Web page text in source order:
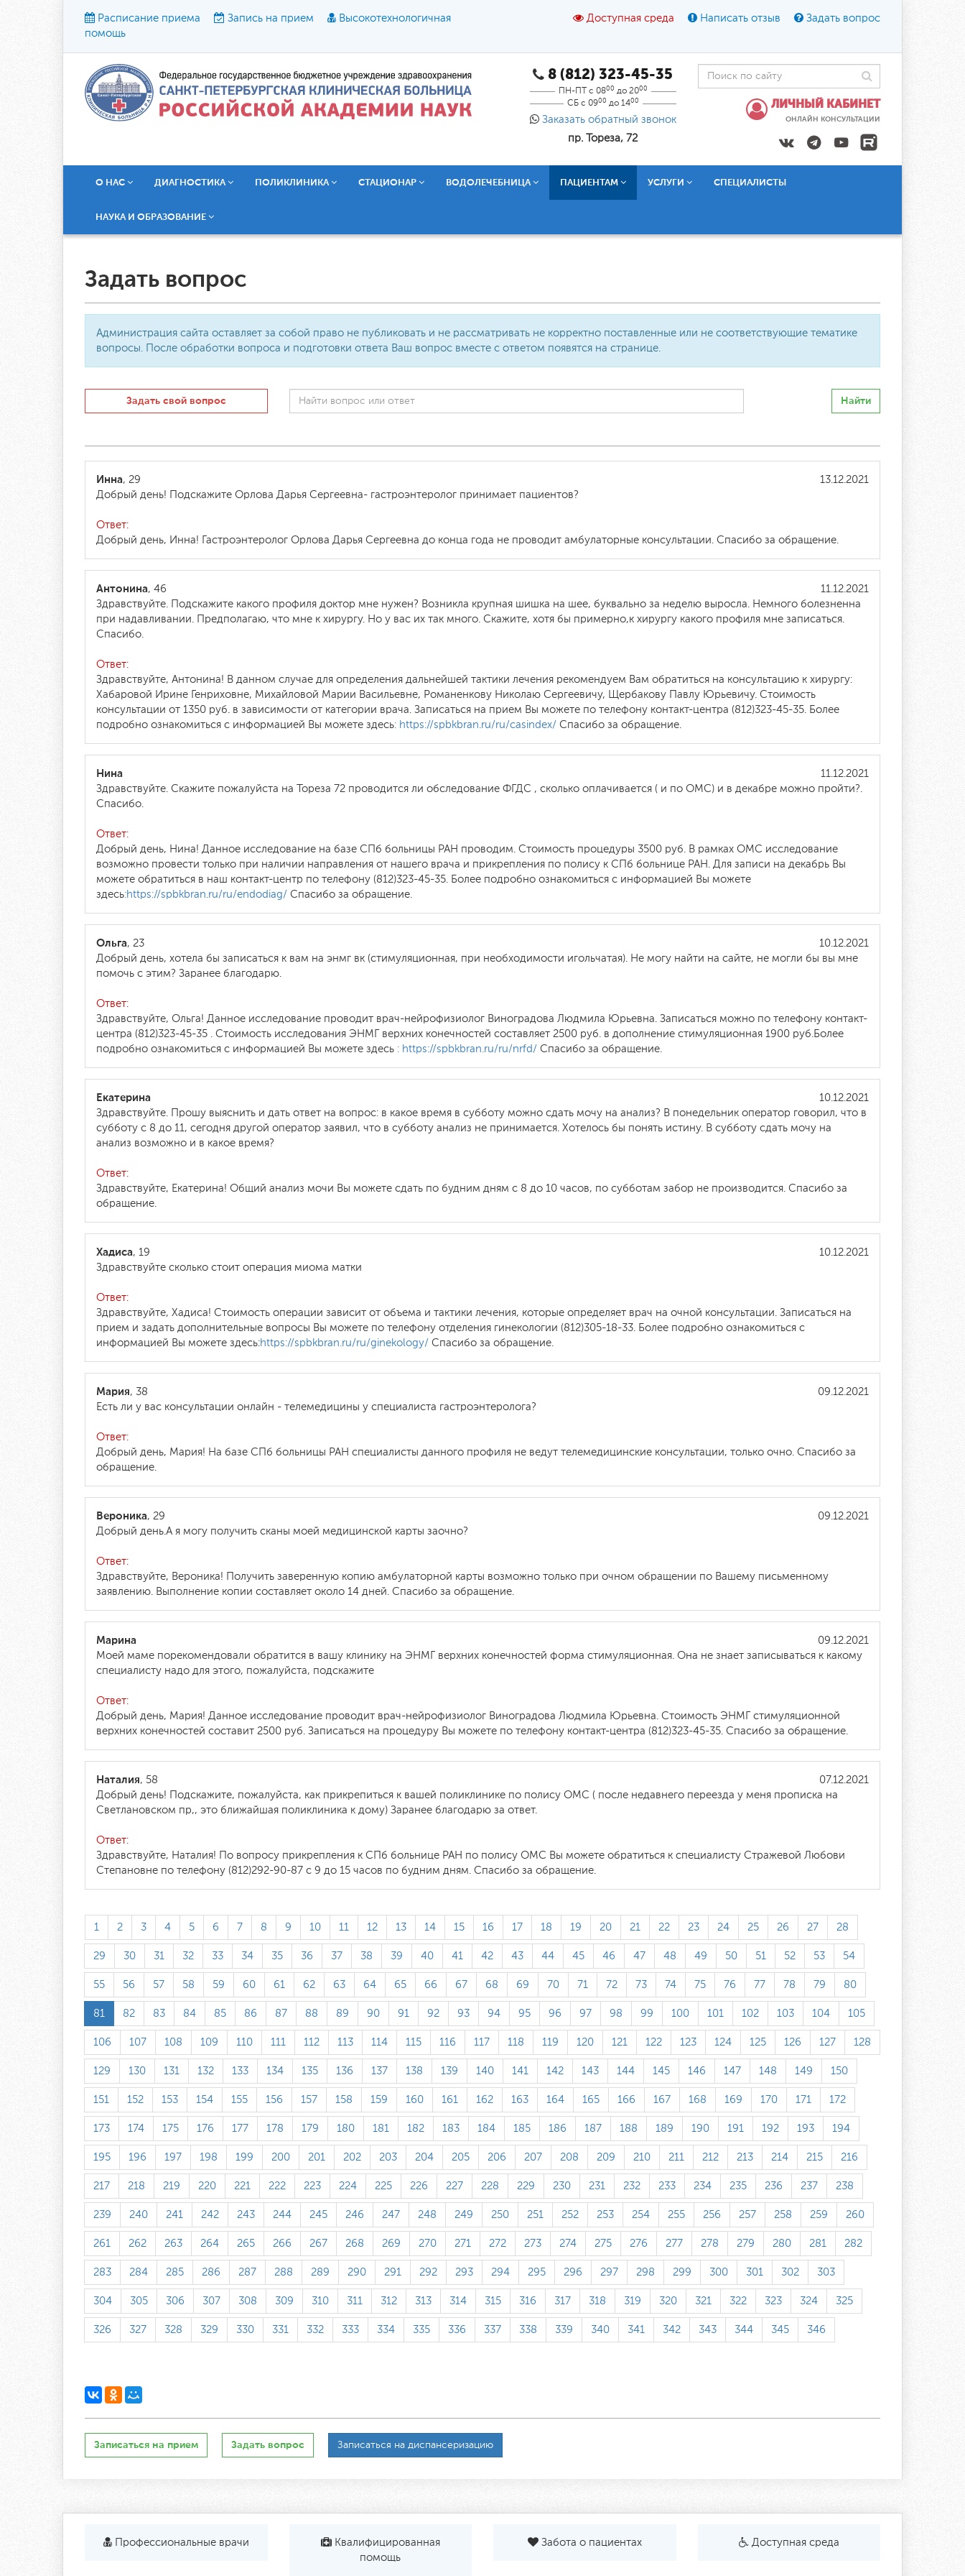
Расписание приема Запись на прием
Высокотехнологичная
помощь
Доступная среда Написать отзыв Задать вопрос
Размер шрифта: A A A
Текст: Кириллица Брайль Звук
8 (812) 323-45-35
ПН-ПТ с 0800 до 2000
СБ с 0900 до 1400
Заказать обратный звонок
пр. Тореза, 72
ЛИЧНЫЙ КАБИНЕТ
ОНЛАЙН КОНСУЛЬТАЦИИ
О НАС ДИАГНОСТИКА ПОЛИКЛИНИКА СТАЦИОНАР ВОДОЛЕЧЕБНИЦА ПАЦИЕНТАМ УСЛУГИ СПЕЦИАЛИСТЫ
НАУКА И ОБРАЗОВАНИЕ
Задать вопрос
Администрация сайта оставляет за собой право не публиковать и не рассматривать не корректно поставленные или не соответствующие тематике
вопросы. После обработки вопроса и подготовки ответа Ваш вопрос вместе с ответом появятся на странице.
Задать свой вопрос Найти
13.12.2021
Инна, 29
Добрый день! Подскажите Орлова Дарья Сергеевна- гастроэнтеролог принимает пациентов?
Ответ:
Добрый день, Инна! Гастроэнтеролог Орлова Дарья Сергеевна до конца года не проводит амбулаторные консультации. Спасибо за обращение.
11.12.2021
Антонина, 46
Здравствуйте. Подскажите какого профиля доктор мне нужен? Возникла крупная шишка на шее, буквально за неделю выросла. Немного болезненна
при надавливании. Предполагаю, что мне к хирургу. Но у вас их так много. Скажите, хотя бы примерно,к хирургу какого профиля мне записаться.
Спасибо.
Ответ:
Здравствуйте, Антонина! В данном случае для определения дальнейшей тактики лечения рекомендуем Вам обратиться на консультацию к хирургу:
Хабаровой Ирине Генриховне, Михайловой Марии Васильевне, Романенкову Николаю Сергеевичу, Щербакову Павлу Юрьевичу. Стоимость
консультации от 1350 руб. в зависимости от категории врача. Записаться на прием Вы можете по телефону контакт-центра (812)323-45-35. Более
подробно ознакомиться с информацией Вы можете здесь: https://spbkbran.ru/ru/casindex/ Спасибо за обращение.
11.12.2021
Нина
Здравствуйте. Скажите пожалуйста на Тореза 72 проводится ли обследование ФГДС , сколько оплачивается ( и по ОМС) и в декабре можно пройти?.
Спасибо.
Ответ:
Добрый день, Нина! Данное исследование на базе СПб больницы РАН проводим. Стоимость процедуры 3500 руб. В рамках ОМС исследование
возможно провести только при наличии направления от нашего врача и прикрепления по полису к СПб больнице РАН. Для записи на декабрь Вы
можете обратиться в наш контакт-центр по телефону (812)323-45-35. Более подробно ознакомиться с информацией Вы можете
здесь:https://spbkbran.ru/ru/endodiag/ Спасибо за обращение.
10.12.2021
Ольга, 23
Добрый день, хотела бы записаться к вам на энмг вк (стимуляционная, при необходимости игольчатая). Не могу найти на сайте, не могли бы вы мне
помочь с этим? Заранее благодарю.
Ответ:
Здравствуйте, Ольга! Данное исследование проводит врач-нейрофизиолог Виноградова Людмила Юрьевна. Записаться можно по телефону контакт-
центра (812)323-45-35 . Стоимость исследования ЭНМГ верхних конечностей составляет 2500 руб. в дополнение стимуляционная 1900 руб.Более
подробно ознакомиться с информацией Вы можете здесь : https://spbkbran.ru/ru/nrfd/ Спасибо за обращение.
10.12.2021
Екатерина
Здравствуйте. Прошу выяснить и дать ответ на вопрос: в какое время в субботу можно сдать мочу на анализ? В понедельник оператор говорил, что в
субботу с 8 до 11, сегодня другой оператор заявил, что в субботу анализ не принимается. Хотелось бы понять истину. В субботу сдать мочу на
анализ возможно и в какое время?
Ответ:
Здравствуйте, Екатерина! Общий анализ мочи Вы можете сдать по будним дням с 8 до 10 часов, по субботам забор не производится. Спасибо за
обращение.
10.12.2021
Хадиса, 19
Здравствуйте сколько стоит операция миома матки
Ответ:
Здравствуйте, Хадиса! Стоимость операции зависит от объема и тактики лечения, которые определяет врач на очной консультации. Записаться на
прием и задать дополнительные вопросы Вы можете по телефону отделения гинекологии (812)305-18-33. Более подробно ознакомиться с
информацией Вы можете здесь:https://spbkbran.ru/ru/ginekology/ Спасибо за обращение.
09.12.2021
Мария, 38
Есть ли у вас консультации онлайн - телемедицины у специалиста гастроэнтеролога?
Ответ:
Добрый день, Мария! На базе СПб больницы РАН специалисты данного профиля не ведут телемедицинские консультации, только очно. Спасибо за
обращение.
09.12.2021
Вероника, 29
Добрый день.А я могу получить сканы моей медицинской карты заочно?
Ответ:
Здравствуйте, Вероника! Получить заверенную копию амбулаторной карты возможно только при очном обращении по Вашему письменному
заявлению. Выполнение копии составляет около 14 дней. Спасибо за обращение.
09.12.2021
Марина
Моей маме порекомендовали обратится в вашу клинику на ЭНМГ верхних конечностей форма стимуляционная. Она не знает записываться к какому
специалисту надо для этого, пожалуйста, подскажите
Ответ:
Добрый день, Мария! Данное исследование проводит врач-нейрофизиолог Виноградова Людмила Юрьевна. Стоимость ЭНМГ стимуляционной
верхних конечностей составит 2500 руб. Записаться на процедуру Вы можете по телефону контакт-центра (812)323-45-35. Спасибо за обращение.
07.12.2021
Наталия, 58
Добрый день! Подскажите, пожалуйста, как прикрепиться к вашей поликлинике по полису ОМС ( после недавнего переезда у меня прописка на
Светлановском пр,, это ближайшая поликлиника к дому) Заранее благодарю за ответ.
Ответ:
Здравствуйте, Наталия! По вопросу прикрепления к СПб больнице РАН по полису ОМС Вы можете обратиться к специалисту Стражевой Любови
Степановне по телефону (812)292-90-87 с 9 до 15 часов по будним дням. Спасибо за обращение.
1 2 3 4 5 6 7 8 9 10 11 12 13 14 15 16 17 18 19 20 21 22 23 24 25 26 27 28
29 30 31 32 33 34 35 36 37 38 39 40 41 42 43 44 45 46 47 48 49 50 51 52 53 54
55 56 57 58 59 60 61 62 63 64 65 66 67 68 69 70 71 72 73 74 75 76 77 78 79 80
81 82 83 84 85 86 87 88 89 90 91 92 93 94 95 96 97 98 99 100 101 102 103 104 105
106 107 108 109 110 111 112 113 114 115 116 117 118 119 120 121 122 123 124 125 126 127 128
129 130 131 132 133 134 135 136 137 138 139 140 141 142 143 144 145 146 147 148 149 150
151 152 153 154 155 156 157 158 159 160 161 162 163 164 165 166 167 168 169 170 171 172
173 174 175 176 177 178 179 180 181 182 183 184 185 186 187 188 189 190 191 192 193 194
195 196 197 198 199 200 201 202 203 204 205 206 207 208 209 210 211 212 213 214 215 216
217 218 219 220 221 222 223 224 225 226 227 228 229 230 231 232 233 234 235 236 237 238
239 240 241 242 243 244 245 246 247 248 249 250 251 252 253 254 255 256 257 258 259 260
261 262 263 264 265 266 267 268 269 270 271 272 273 274 275 276 277 278 279 280 281 282
283 284 285 286 287 288 289 290 291 292 293 294 295 296 297 298 299 300 301 302 303
304 305 306 307 308 309 310 311 312 313 314 315 316 317 318 319 320 321 322 323 324 325
326 327 328 329 330 331 332 333 334 335 336 337 338 339 340 341 342 343 344 345 346
Записаться на прием Задать вопрос Записаться на диспансеризацию
Профессиональные врачи
Квалифицированная
помощь
Забота о пациентах Доступная среда